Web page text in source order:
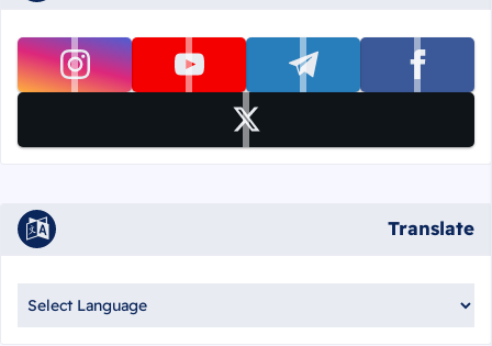
تابعنا على facebook تابعنا على telegram تابعنا على youtube تابعنا على instagram
تابعنا على x
Translate